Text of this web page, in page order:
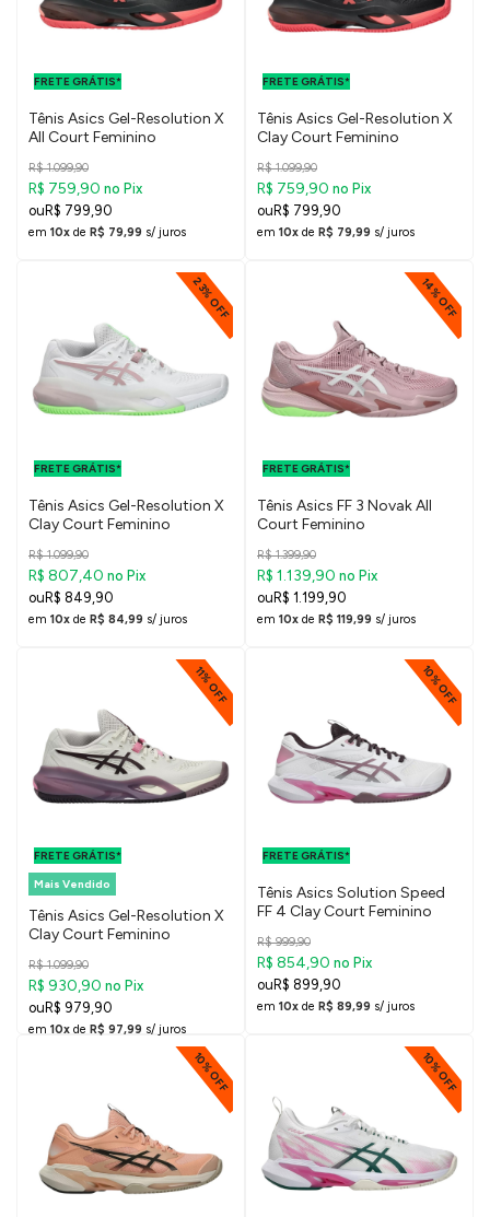
FRETE GRÁTIS*
Tênis Asics Gel-Resolution X
All Court Feminino
R$ 1.099,90
R$ 759,90 no Pix
R$ 799,90
em 10x de R$ 79,99 s/ juros
FRETE GRÁTIS*
Tênis Asics Gel-Resolution X
Clay Court Feminino
R$ 1.099,90
R$ 759,90 no Pix
R$ 799,90
em 10x de R$ 79,99 s/ juros
23% OFF
FRETE GRÁTIS*
Tênis Asics Gel-Resolution X
Clay Court Feminino
R$ 1.099,90
R$ 807,40 no Pix
R$ 849,90
em 10x de R$ 84,99 s/ juros
14% OFF
FRETE GRÁTIS*
Tênis Asics FF 3 Novak All
Court Feminino
R$ 1.399,90
R$ 1.139,90 no Pix
R$ 1.199,90
em 10x de R$ 119,99 s/ juros
11% OFF
FRETE GRÁTIS*
Mais Vendido
Tênis Asics Gel-Resolution X
Clay Court Feminino
R$ 1.099,90
R$ 930,90 no Pix
R$ 979,90
em 10x de R$ 97,99 s/ juros
10% OFF
FRETE GRÁTIS*
Tênis Asics Solution Speed
FF 4 Clay Court Feminino
R$ 999,90
R$ 854,90 no Pix
R$ 899,90
em 10x de R$ 89,99 s/ juros
10% OFF 10% OFF